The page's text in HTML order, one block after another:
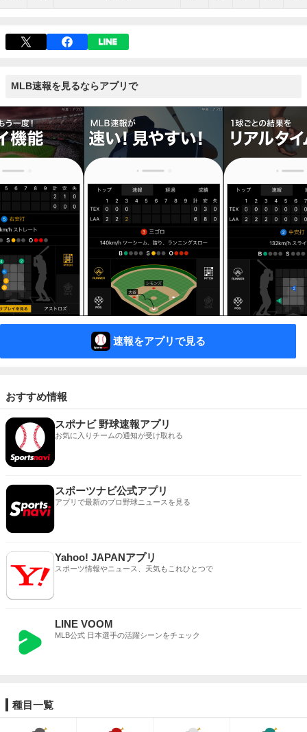
MLB速報を見るならアプリで
速報をアプリで見る
おすすめ情報
スポナビ 野球速報アプリ
お気に入りチームの通知が受け取れる
スポーツナビ公式アプリ
アプリで最新のプロ野球ニュースを見る
Yahoo! JAPANアプリ
スポーツ情報やニュース、天気もこれひとつで
LINE VOOM
MLB公式 日本選手の活躍シーンをチェック
種目一覧